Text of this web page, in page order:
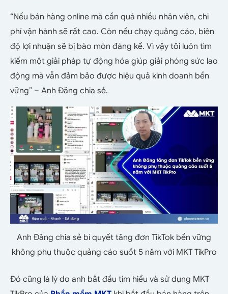
“Nếu bán hàng online mà cần quá nhiều nhân viên, chi
phí vận hành sẽ rất cao. Còn nếu chạy quảng cáo, biên
độ lợi nhuận sẽ bị bào mòn đáng kể. Vì vậy tôi luôn tìm
kiếm một giải pháp tự động hóa giúp giải phóng sức lao
động mà vẫn đảm bảo được hiệu quả kinh doanh bền
vững” – Anh Đăng chia sẻ.
Anh Đăng chia sẻ bí quyết tăng đơn TikTok bền vững
không phụ thuộc quảng cáo suốt 5 năm với MKT TikPro
Đó cũng là lý do anh bắt đầu tìm hiểu và sử dụng MKT